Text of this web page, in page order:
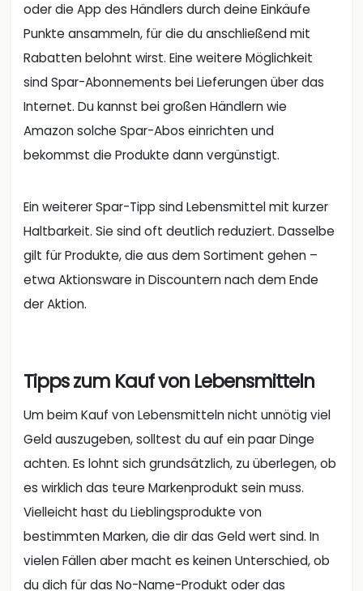
oder die App des Händlers durch deine Einkäufe
Punkte ansammeln, für die du anschließend mit
Rabatten belohnt wirst. Eine weitere Möglichkeit
sind Spar-Abonnements bei Lieferungen über das
Internet. Du kannst bei großen Händlern wie
Amazon solche Spar-Abos einrichten und
bekommst die Produkte dann vergünstigt.
Ein weiterer Spar-Tipp sind Lebensmittel mit kurzer
Haltbarkeit. Sie sind oft deutlich reduziert. Dasselbe
gilt für Produkte, die aus dem Sortiment gehen –
etwa Aktionsware in Discountern nach dem Ende
der Aktion.
Tipps zum Kauf von Lebensmitteln
Um beim Kauf von Lebensmitteln nicht unnötig viel
Geld auszugeben, solltest du auf ein paar Dinge
achten. Es lohnt sich grundsätzlich, zu überlegen, ob
es wirklich das teure Markenprodukt sein muss.
Vielleicht hast du Lieblingsprodukte von
bestimmten Marken, die dir das Geld wert sind. In
vielen Fällen aber macht es keinen Unterschied, ob
du dich für das No-Name-Produkt oder das